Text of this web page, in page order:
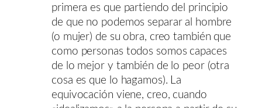
primera es que partiendo del principio
de que no podemos separar al hombre
(o mujer) de su obra, creo también que
como personas todos somos capaces
de lo mejor y también de lo peor (otra
cosa es que lo hagamos). La
equivocación viene, creo, cuando